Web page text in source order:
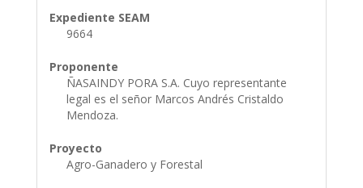
Expediente SEAM
9664
Proponente
ÑASAINDY PORA S.A. Cuyo representante
legal es el señor Marcos Andrés Cristaldo
Mendoza.
Proyecto
Agro-Ganadero y Forestal